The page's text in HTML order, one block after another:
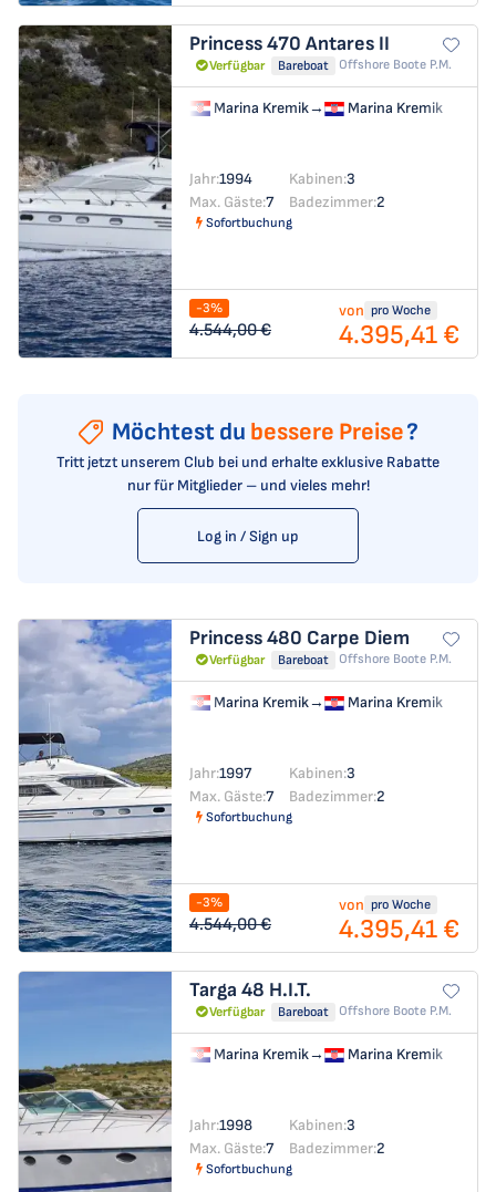
Princess 470 Antares II
Verfügbar Bareboat Offshore Boote P.m.
Marina Kremik→ Marina Kremik
Jahr:1994 Kabinen:3
Max. Gäste:7 Badezimmer:2
Sofortbuchung
-3%
4.544,00 €
von pro Woche
4.395,41 €
Möchtest du bessere Preise?
Tritt jetzt unserem Club bei und erhalte exklusive Rabatte
nur für Mitglieder – und vieles mehr!
Log in / Sign up
Princess 480 Carpe Diem
Verfügbar Bareboat Offshore Boote P.m.
Marina Kremik→ Marina Kremik
Jahr:1997 Kabinen:3
Max. Gäste:7 Badezimmer:2
Sofortbuchung
-3%
4.544,00 €
von pro Woche
4.395,41 €
Targa 48 H.I.T.
Verfügbar Bareboat Offshore Boote P.m.
Marina Kremik→ Marina Kremik
Jahr:1998 Kabinen:3
Max. Gäste:7 Badezimmer:2
Sofortbuchung